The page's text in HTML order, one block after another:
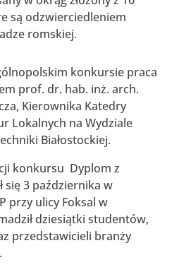
są odzwierciedleniem
romskiej.
konkursie praca
prof. dr. hab. inż. arch.
Kierownika Katedry
Lokalnych na Wydziale
Białostockiej.
konkursu Dyplom z
się 3 października w
przy ulicy Foksal w
dziesiątki studentów,
przedstawicieli branży